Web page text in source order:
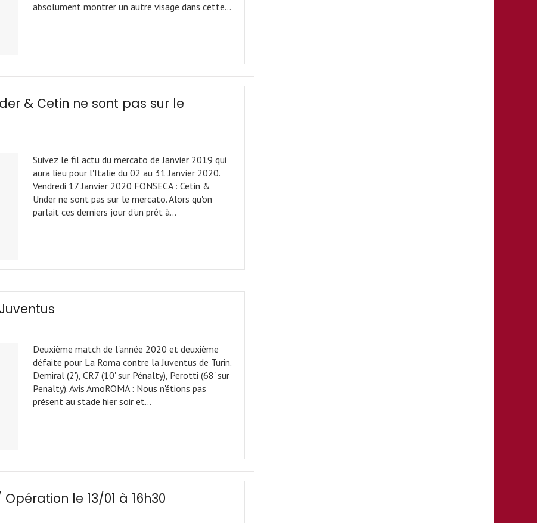
absolument montrer un autre visage dans cette…
& Cetin ne sont pas sur le
Suivez le fil actu du mercato de Janvier 2019 qui
aura lieu pour l'Italie du 02 au 31 Janvier 2020.
Vendredi 17 Janvier 2020 FONSECA : Cetin &
Under ne sont pas sur le mercato. Alors qu'on
parlait ces derniers jour d'un prêt à…
Deuxième match de l'année 2020 et deuxième
défaite pour La Roma contre la Juventus de Turin.
Demiral (2'), CR7 (10' sur Pénalty), Perotti (68' sur
Penalty). Avis AmoROMA : Nous n'étions pas
présent au stade hier soir et…
le 13/01 à 16h30